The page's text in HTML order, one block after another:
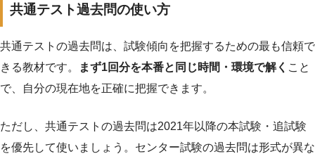
共通テスト過去問の使い方
共通テストの過去問は、試験傾向を把握するための最も信頼で
きる教材です。
まず1回分を本番と同じ時間・環境で解く こと
で、自分の現在地を正確に把握できます。
ただし、共通テストの過去問は2021年以降の本試験・追試験
を優先して使いましょう。センター試験の過去問は形式が異な